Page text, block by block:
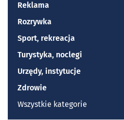
Reklama
Rozrywka
Sport, rekreacja
Turystyka, noclegi
Urzędy, instytucje
Zdrowie
Wszystkie kategorie